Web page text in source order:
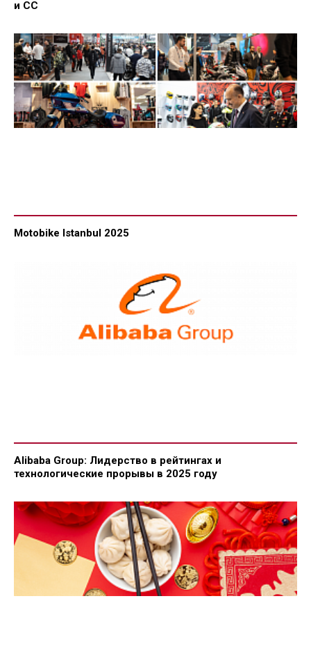
и СС
Motobike Istanbul 2025
Alibaba Group: Лидерство в рейтингах и
технологические прорывы в 2025 году